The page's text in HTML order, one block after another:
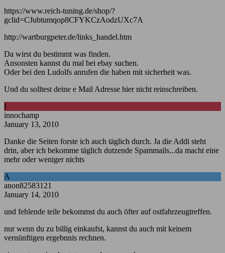
https://www.reich-tuning.de/shop/?
gclid=CJubtumqop8CFYKCzAodzUXc7A
http://wartburgpeter.de/links_handel.htm
Da wirst du bestimmt was finden.
Ansonsten kannst du mal bei ebay suchen.
Oder bei den Ludolfs anrufen die haben mit sicherheit was.
Und du solltest deine e Mail Adresse hier nicht reinschreiben.
I
innochamp
January 13, 2010
Danke die Seiten forste ich auch täglich durch. Ja die Addi steht
drin, aber ich bekomme täglich dutzende Spammails...da macht eine
mehr oder weniger nichts
A
anon82583121
January 14, 2010
und fehlende teile bekommst du auch öfter auf ostfahrzeugtreffen.
nur wenn du zu billig einkaufst, kannst du auch mit keinem
vernünftigen ergebnnis rechnen.